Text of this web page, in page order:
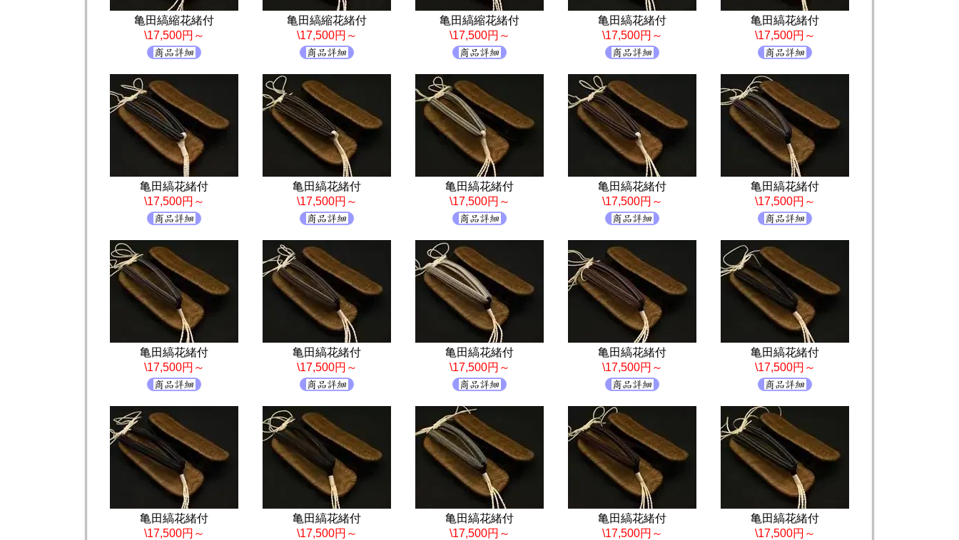
亀田縞縮花緒付
\17,500円～
亀田縞縮花緒付
\17,500円～
亀田縞縮花緒付
\17,500円～
亀田縞花緒付
\17,500円～
亀田縞花緒付
\17,500円～
亀田縞花緒付
\17,500円～
亀田縞花緒付
\17,500円～
亀田縞花緒付
\17,500円～
亀田縞花緒付
\17,500円～
亀田縞花緒付
\17,500円～
亀田縞花緒付
\17,500円～
亀田縞花緒付
\17,500円～
亀田縞花緒付
\17,500円～
亀田縞花緒付
\17,500円～
亀田縞花緒付
\17,500円～
亀田縞花緒付
\17,500円～
亀田縞花緒付
\17,500円～
亀田縞花緒付
\17,500円～
亀田縞花緒付
\17,500円～
亀田縞花緒付
\17,500円～